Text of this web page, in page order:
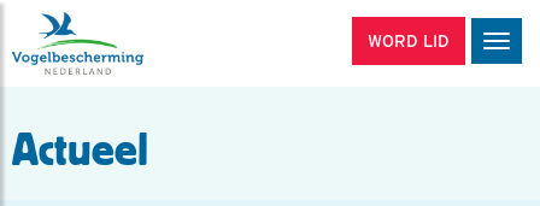
WORD LID
Actueel